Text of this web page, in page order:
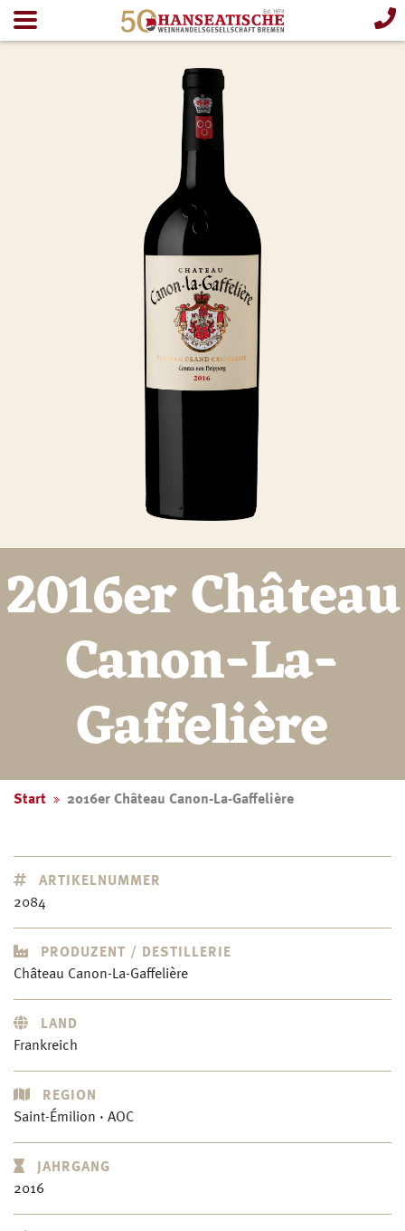
2016er Château
Canon-La-
Gaffelière
Start 2016er Château Canon-La-Gaffelière
ARTIKELNUMMER
2084
PRODUZENT / DESTILLERIE
Château Canon-La-Gaffelière
LAND
Frankreich
REGION
Saint-Émilion · AOC
JAHRGANG
2016